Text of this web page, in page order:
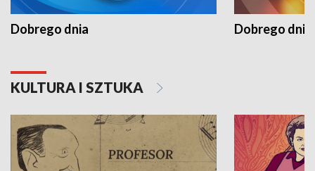
Dobrego dnia Dobrego dnia
KULTURA I SZTUKA